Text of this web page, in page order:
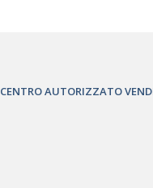
CENTRO AUTORIZZATO